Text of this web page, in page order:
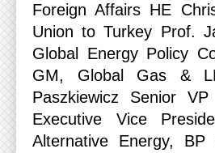
Foreign Affairs HE
Union to Turkey Prof.
Global Energy Policy
GM, Global Gas &
Paszkiewicz Senior
Executive Vice
Alternative Energy,